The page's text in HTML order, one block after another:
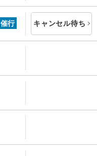
催行 キャンセル待ち